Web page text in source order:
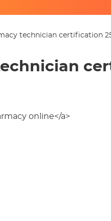
technician certification
online</a>